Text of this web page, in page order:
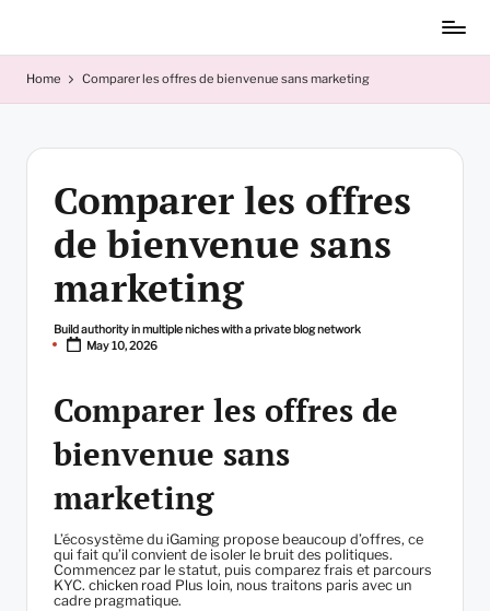
to
content
Home Comparer les offres de bienvenue sans marketing
Comparer les offres
de bienvenue sans
marketing
Posted
by
Build authority in multiple niches with a private blog network
May 10, 2026
Comparer les offres de
bienvenue sans
marketing
L’écosystème du iGaming propose beaucoup d’offres, ce
qui fait qu’il convient de isoler le bruit des politiques.
Commencez par le statut, puis comparez frais et parcours
KYC. chicken road Plus loin, nous traitons paris avec un
cadre pragmatique.